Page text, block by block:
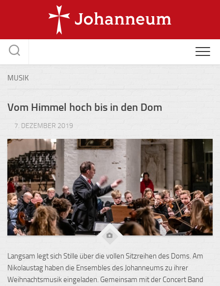
MUSIK
Vom Himmel hoch bis in den Dom
7. DEZEMBER 2019
Langsam legt sich Stille über die vollen Sitzreihen des Doms. Am
Nikolaustag haben die Ensembles des Johanneums zu ihrer
Weihnachtsmusik eingeladen. Gemeinsam mit der Concert Band